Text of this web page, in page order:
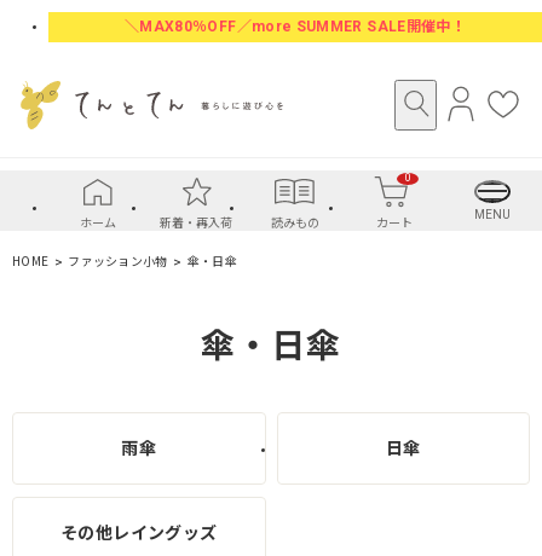
＼MAX80％OFF／more SUMMER SALE開催中！
に
入
り
ホーム 新着・再入荷 読みもの カート
0
MENU
HOME ファッション小物 傘・日傘
傘・日傘
雨傘 日傘
その他レイングッズ